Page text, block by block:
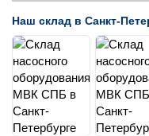
Наш склад в Санкт-